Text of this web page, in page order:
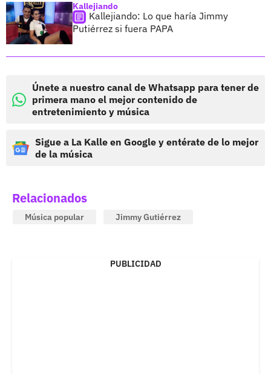
Kallejiando
Kallejiando: Lo que haría Jimmy
Putiérrez si fuera PAPA
Únete a nuestro canal de Whatsapp para tener de
primera mano el mejor contenido de
entretenimiento y música
Sigue a La Kalle en Google y entérate de lo mejor
de la música
Relacionados
Música popular Jimmy Gutiérrez
PUBLICIDAD